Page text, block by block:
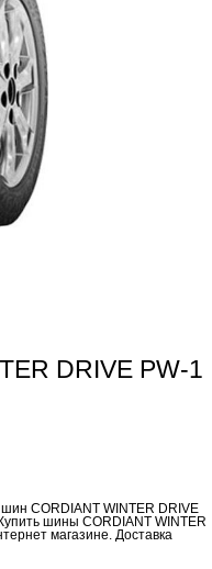
DRIVE PW-1
CORDIANT WINTER DRIVE
шины CORDIANT WINTER
магазине. Доставка